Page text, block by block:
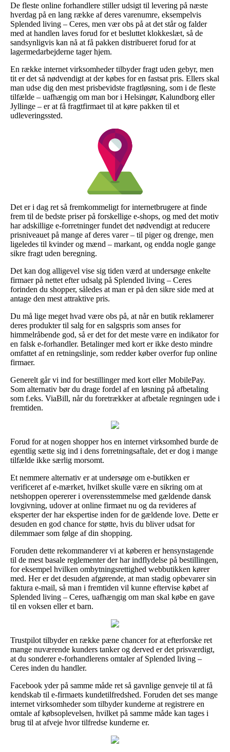
De fleste online forhandlere stiller udsigt til levering på næste
hverdag på en lang række af deres varenumre, eksempelvis
Splended living – Ceres, men vær obs på at det står og falder
med at handlen laves forud for et besluttet klokkeslæt, så de
sandsynligvis kan nå at få pakken distribueret forud for at
lagermedarbejderne tager hjem.
En række internet virksomheder tilbyder fragt uden gebyr, men
tit er det så nødvendigt at der købes for en fastsat pris. Ellers skal
man udse dig den mest prisbevidste fragtløsning, som i de fleste
tilfælde – uafhængig om man bor i Helsingør, Kalundborg eller
Jyllinge – er at få fragtfirmaet til at køre pakken til et
udleveringssted.
Det er i dag ret så fremkommeligt for internetbrugere at finde
frem til de bedste priser på forskellige e-shops, og med det motiv
har adskillige e-forretninger fundet det nødvendigt at reducere
prisniveauet på mange af deres varer – til piger og drenge, men
ligeledes til kvinder og mænd – markant, og endda nogle gange
sikre fragt uden beregning.
Det kan dog alligevel vise sig tiden værd at undersøge enkelte
firmaer på nettet efter udsalg på Splended living – Ceres
forinden du shopper, således at man er på den sikre side med at
antage den mest attraktive pris.
Du må lige meget hvad være obs på, at når en butik reklamerer
deres produkter til salg for en salgspris som anses for
himmelråbende god, så er det for det meste være en indikator for
en falsk e-forhandler. Betalinger med kort er ikke desto mindre
omfattet af en retningslinje, som redder køber overfor fup online
firmaer.
Generelt går vi ind for bestillinger med kort eller MobilePay.
Som alternativ bør du drage fordel af en løsning på afbetaling
som f.eks. ViaBill, når du foretrækker at afbetale regningen ude i
fremtiden.
Forud for at nogen shopper hos en internet virksomhed burde de
egentlig sætte sig ind i dens forretningsaftale, det er dog i mange
tilfælde ikke særlig morsomt.
Et nemmere alternativ er at undersøge om e-butikken er
verificeret af e-mærket, hvilket skulle være en sikring om at
netshoppen opererer i overensstemmelse med gældende dansk
lovgivning, udover at online firmaet nu og da revideres af
eksperter der har ekspertise inden for de gældende love. Dette er
desuden en god chance for støtte, hvis du bliver udsat for
dilemmaer som følge af din shopping.
Foruden dette rekommanderer vi at køberen er hensynstagende
til de mest basale reglementer der har indflydelse på bestillingen,
for eksempel hvilken ombytningsrettighed webbutikken kører
med. Her er det desuden afgørende, at man stadig opbevarer sin
faktura e-mail, så man i fremtiden vil kunne eftervise købet af
Splended living – Ceres, uafhængig om man skal købe en gave
til en voksen eller et barn.
Trustpilot tilbyder en række pæne chancer for at efterforske ret
mange nuværende kunders tanker og derved er det prisværdigt,
at du sonderer e-forhandlerens omtaler af Splended living –
Ceres inden du handler.
Facebook yder på samme måde ret så gavnlige genveje til at få
kendskab til e-firmaets kundetilfredshed. Foruden det ses mange
internet virksomheder som tilbyder kunderne at registrere en
omtale af købsoplevelsen, hvilket på samme måde kan tages i
brug til at afveje hvor tilfredse kunderne er.